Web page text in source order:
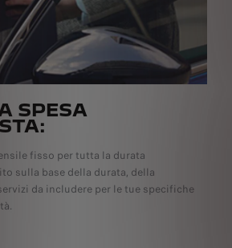
SPESA
fisso per tutta la durata
sulla base della durata, della
da includere per le tue specifiche